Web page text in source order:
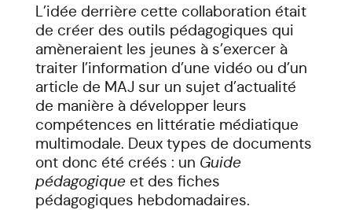
L’idée derrière cette collaboration était
de créer des outils pédagogiques qui
amèneraient les jeunes à s’exercer à
traiter l’information d’une vidéo ou d’un
article de MAJ sur un sujet d’actualité
de manière à développer leurs
compétences en littératie médiatique
multimodale. Deux types de documents
ont donc été créés : un Guide
pédagogiqueet des fiches
pédagogiques hebdomadaires.